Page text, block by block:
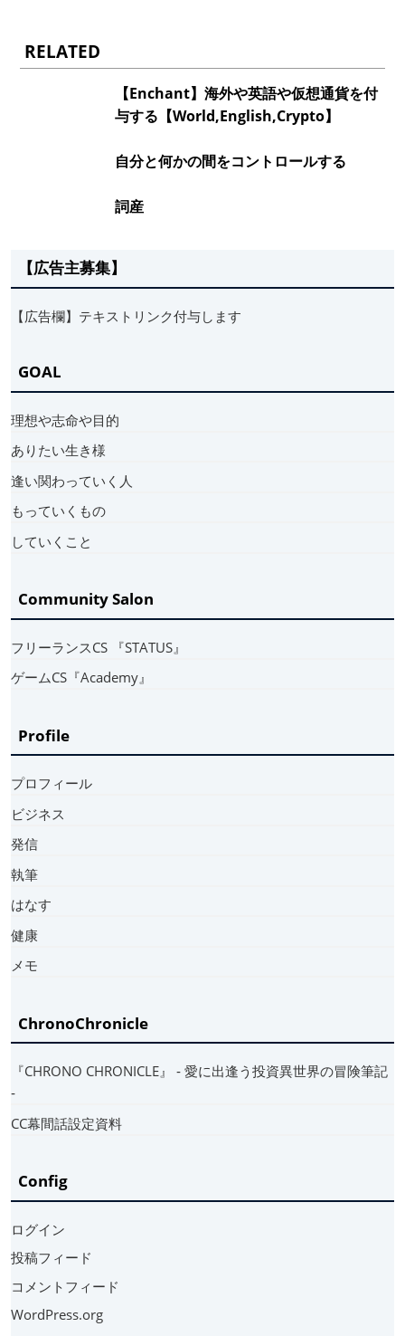
RELATED
【Enchant】海外や英語や仮想通貨を付
与する【World,English,Crypto】
自分と何かの間をコントロールする
詞産
【広告主募集】
【広告欄】テキストリンク付与します
GOAL
理想や志命や目的
ありたい生き様
逢い関わっていく人
もっていくもの
していくこと
Community Salon
フリーランスCS 『STATUS』
ゲームCS『Academy』
Profile
プロフィール
ビジネス
発信
執筆
はなす
健康
メモ
ChronoChronicle
『CHRONO CHRONICLE』 ‐ 愛に出逢う投資異世界の冒険筆記
‐
CC幕間話設定資料
Config
ログイン
投稿フィード
コメントフィード
WordPress.org